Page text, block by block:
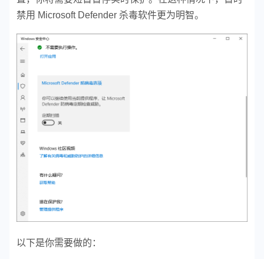
禁用 Microsoft Defender 杀毒软件更为明智。
以下是你需要做的：